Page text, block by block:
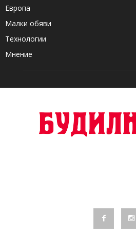
Европа
Малки обяви
Технологии
Мнение